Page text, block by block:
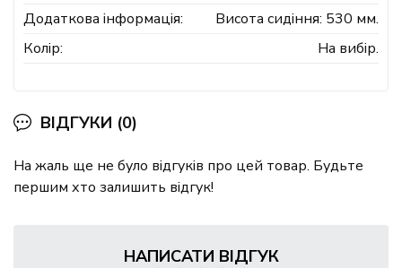
Додаткова інформація:
Висота сидіння: 530 мм.
Колір:
На вибір.
ВІДГУКИ (0)
На жаль ще не було відгуків про цей товар. Будьте
першим хто залишить відгук!
НАПИСАТИ ВІДГУК